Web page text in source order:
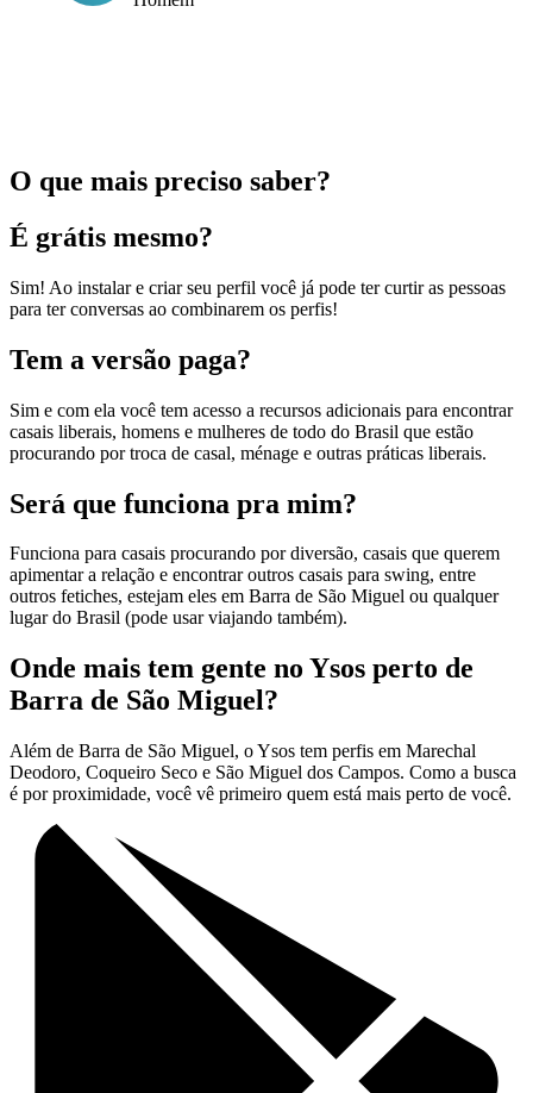
O que mais preciso saber?
É grátis mesmo?
Sim! Ao instalar e criar seu perfil você já pode ter curtir as pessoas
para ter conversas ao combinarem os perfis!
Tem a versão paga?
Sim e com ela você tem acesso a recursos adicionais para encontrar
casais liberais, homens e mulheres de todo do Brasil que estão
procurando por troca de casal, ménage e outras práticas liberais.
Será que funciona pra mim?
Funciona para casais procurando por diversão, casais que querem
apimentar a relação e encontrar outros casais para swing, entre
outros fetiches, estejam eles em Barra de São Miguel ou qualquer
lugar do Brasil (pode usar viajando também).
Onde mais tem gente no Ysos perto de
Barra de São Miguel?
Além de Barra de São Miguel, o Ysos tem perfis em Marechal
Deodoro, Coqueiro Seco e São Miguel dos Campos. Como a busca
é por proximidade, você vê primeiro quem está mais perto de você.